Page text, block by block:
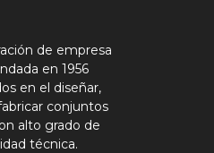
de empresa
en 1956
en el diseñar,
conjuntos
alto grado de
técnica.